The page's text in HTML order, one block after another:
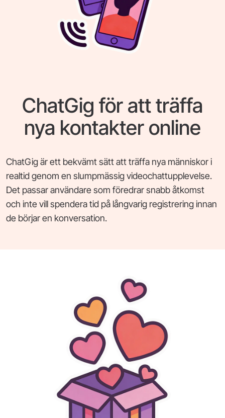
ChatGig för att träffa
nya kontakter online
ChatGig är ett bekvämt sätt att träffa nya människor i
realtid genom en slumpmässig videochattupplevelse.
Det passar användare som föredrar snabb åtkomst
och inte vill spendera tid på långvarig registrering innan
de börjar en konversation.